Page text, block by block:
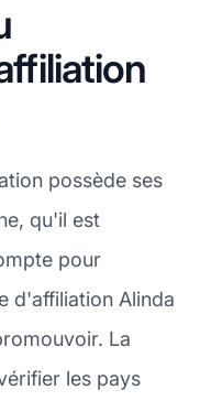
possède ses
qu'il est
pour
d'affiliation Alinda
La
les pays